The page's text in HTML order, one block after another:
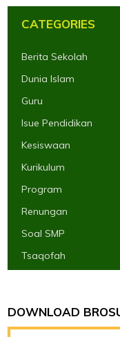
CATEGORIES
Berita Sekolah
Dunia Islam
Guru
Isue Pendidikan
Kesiswaan
Kurikulum
Program
Renungan
Soal SMP
Tsaqofah
DOWNLOAD